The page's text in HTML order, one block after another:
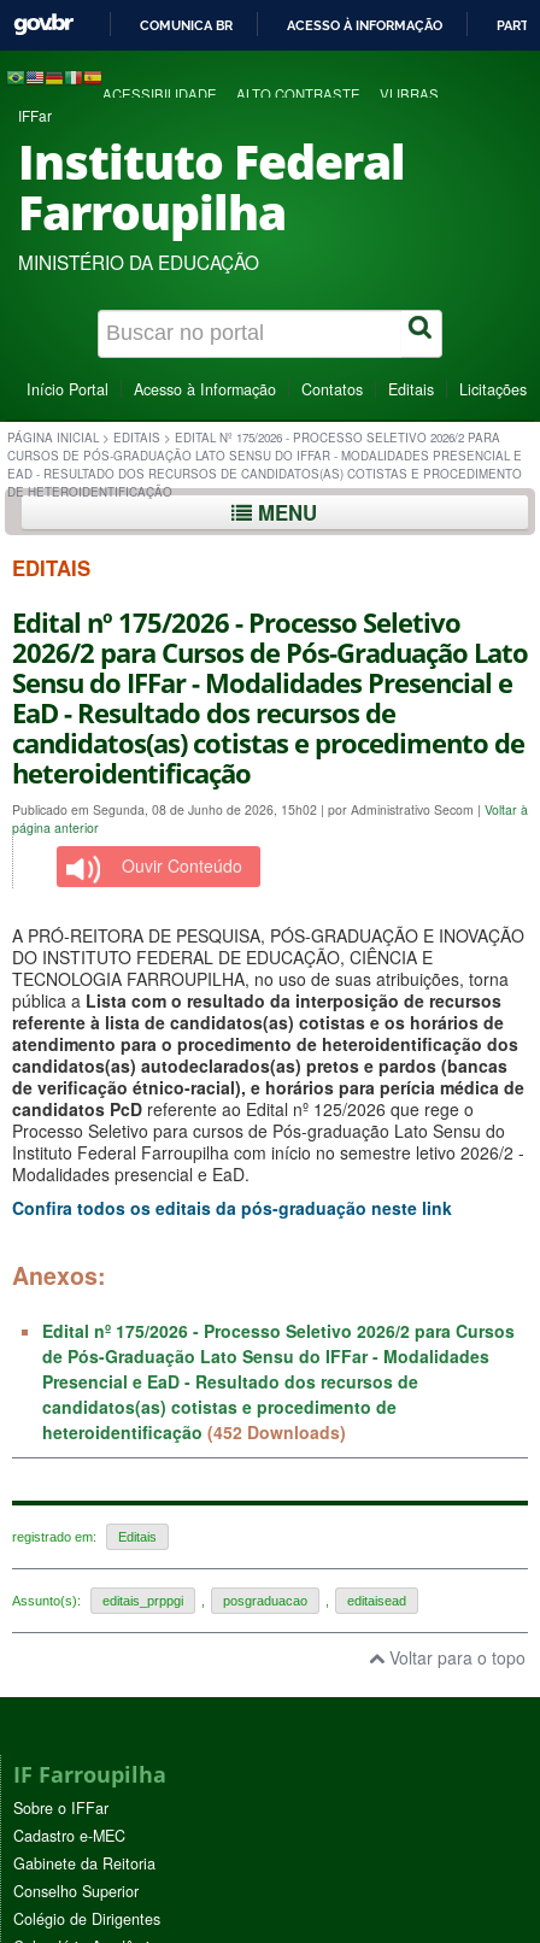
COMUNICA BR ACESSO À INFORMAÇÃO
ACESSIBILIDADE ALTO CONTRASTE VLIBRAS
IFFar
Instituto Federal
Farroupilha
MINISTÉRIO DA EDUCAÇÃO
Início Portal Acesso à Informação Contatos Editais Licitações
PÁGINA INICIAL > EDITAIS > EDITAL Nº 175/2026 - PROCESSO SELETIVO 2026/2 PARA
CURSOS DE PÓS-GRADUAÇÃO LATO SENSU DO IFFAR - MODALIDADES PRESENCIAL E
EAD - RESULTADO DOS RECURSOS DE CANDIDATOS(AS) COTISTAS E PROCEDIMENTO
DE HETEROIDENTIFICAÇÃO
MENU
EDITAIS
Edital nº 175/2026 - Processo Seletivo
2026/2 para Cursos de Pós-Graduação Lato
Sensu do IFFar - Modalidades Presencial e
EaD - Resultado dos recursos de
candidatos(as) cotistas e procedimento de
heteroidentificação
Publicado em Segunda, 08 de Junho de 2026, 15h02 | por Administrativo Secom | Voltar à
página anterior
Ouvir Conteúdo
A PRÓ-REITORA DE PESQUISA, PÓS-GRADUAÇÃO E INOVAÇÃO
DO INSTITUTO FEDERAL DE EDUCAÇÃO, CIÊNCIA E
TECNOLOGIA FARROUPILHA, no uso de suas atribuições, torna
pública a Lista com o resultado da interposição de recursos
referente à lista de candidatos(as) cotistas e os horários de
atendimento para o procedimento de heteroidentificação dos
candidatos(as) autodeclarados(as) pretos e pardos (bancas
de verificação étnico-racial), e horários para perícia médica de
candidatos PcD referente ao Edital nº 125/2026 que rege o
Processo Seletivo para cursos de Pós-graduação Lato Sensu do
Instituto Federal Farroupilha com início no semestre letivo 2026/2 -
Modalidades presencial e EaD.
Confira todos os editais da pós-graduação neste link
Anexos:
Edital nº 175/2026 - Processo Seletivo 2026/2 para Cursos
de Pós-Graduação Lato Sensu do IFFar - Modalidades
Presencial e EaD - Resultado dos recursos de
candidatos(as) cotistas e procedimento de
heteroidentificação (452 Downloads)
registrado em: Editais
Assunto(s): editais_prppgi posgraduacao editaisead
Voltar para o topo
IF Farroupilha
Sobre o IFFar
Cadastro e-MEC
Gabinete da Reitoria
Conselho Superior
Colégio de Dirigentes